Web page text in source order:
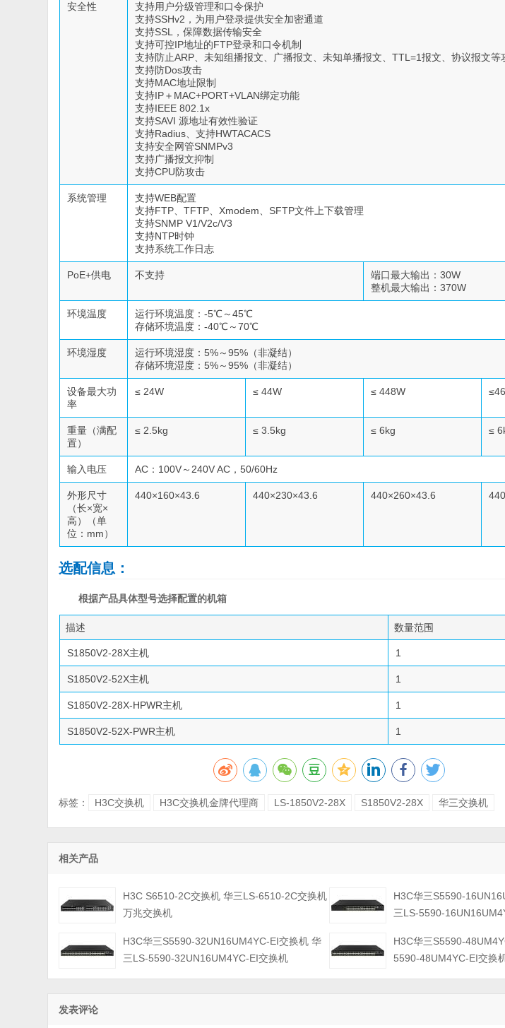
安全性
支持用户分级管理和口令保护
支持SSHv2，为用户登录提供安全加密通道
支持SSL，保障数据传输安全
支持可控IP地址的FTP登录和口令机制
支持防止ARP、未知组播报文、广播报文、未知单播报文、TTL=1报文、协议报文等
支持防Dos攻击
支持MAC地址限制
支持IP＋MAC+PORT+VLAN绑定功能
支持IEEE 802.1x
支持SAVI 源地址有效性验证
支持Radius、支持HWTACACS
支持安全网管SNMPv3
支持广播报文抑制
支持CPU防攻击
系统管理
支持WEB配置
支持FTP、TFTP、Xmodem、SFTP文件上下载管理
支持SNMP V1/V2c/V3
支持NTP时钟
支持系统工作日志
PoE+供电 不支持
端口最大输出：30W
整机最大输出：370W
环境温度
运行环境温度：-5℃～45℃
存储环境温度：-40℃～70℃
环境湿度
运行环境湿度：5%～95%（非凝结）
存储环境湿度：5%～95%（非凝结）
设备最大功
率
≤ 24W ≤ 44W ≤ 448W
重量（满配
置）
≤ 2.5kg ≤ 3.5kg ≤ 6kg ≤
输入电压 AC：100V～240V AC，50/60Hz
外形尺寸
（长×宽×
高）（单
位：mm）
440×160×43.6 440×230×43.6 440×260×43.6
选配信息：
根据产品具体型号选择配置的机箱
描述 数量范围
S1850V2-28X主机 1
S1850V2-52X主机 1
S1850V2-28X-HPWR主机 1
S1850V2-52X-PWR主机 1
标签： H3C交换机 H3C交换机金牌代理商 LS-1850V2-28X S1850V2-28X 华三交换机
相关产品
H3C S6510-2C交换机 华三LS-6510-2C交换机
万兆交换机
H3C华三S5590-
三LS-5590-
H3C华三S5590-32UN16UM4YC-EI交换机 华
三LS-5590-32UN16UM4YC-EI交换机
H3C华三S5590-
5590-48UM4YC-EI交换
发表评论